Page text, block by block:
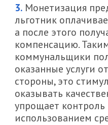
Монетизация
льготник
а после этого
компенсацию.
коммунальщики
оказанные услуги
стороны, это
оказывать
упрощает
использованием